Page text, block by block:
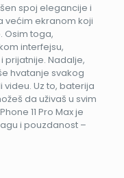
spoj elegancije i
većim ekranom koji
Osim toga,
interfejsu,
prijatnije. Nadalje,
hvatanje svakog
Uz to, baterija
da uživaš u svim
11 Pro Max je
i pouzdanost –